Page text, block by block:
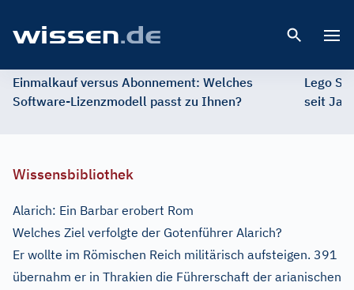
Einmalkauf versus Abonnement: Welches
Software-Lizenzmodell passt zu Ihnen?
Lego
seit
Wissensbibliothek
Alarich: Ein Barbar erobert Rom
Welches Ziel verfolgte der Gotenführer Alarich?
Er wollte im Römischen Reich militärisch aufsteigen. 391
übernahm er in Thrakien die Führerschaft der arianischen